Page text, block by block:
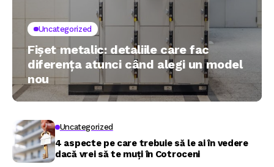
Uncategorized
Fișet metalic: detaliile care fac
diferența atunci când alegi un model
nou
Uncategorized
4 aspecte pe care trebuie să le ai în vedere
dacă vrei să te muți în Cotroceni